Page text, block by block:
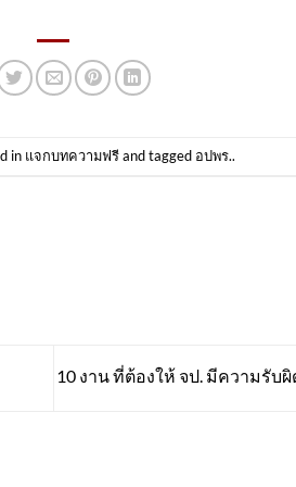
in แจกบทความฟรีand tagged อปพร..
10 งาน ที่ต้องให้ จป. มีความรับ